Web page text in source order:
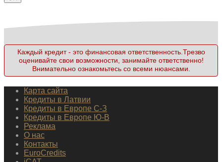
Каждый кредит - это финансовая ответственность.Трезво
оценивайте свои возможности, занимайте ответственно!
Внимательно ознакомьтесь со всеми нюансами.
Карта сайта
Кредиты в Латвии
Кредиты в Европе С-З
Кредиты в Европе Ю-В
Реклама
О нас
Контакты
EuroCredits